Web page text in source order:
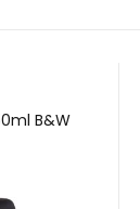
B&W